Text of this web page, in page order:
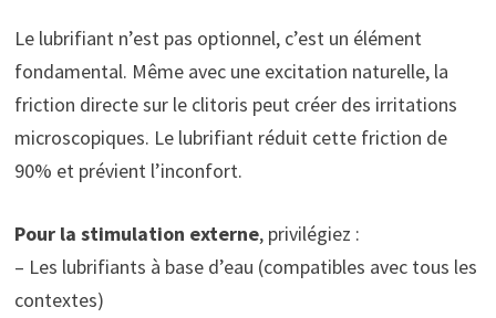
Le lubrifiant n’est pas optionnel, c’est un élément
fondamental. Même avec une excitation naturelle, la
friction directe sur le clitoris peut créer des irritations
microscopiques. Le lubrifiant réduit cette friction de
90% et prévient l’inconfort.
Pour la stimulation externe, privilégiez :
– Les lubrifiants à base d’eau (compatibles avec tous les
contextes)